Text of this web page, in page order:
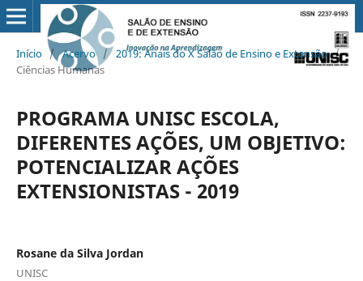
Início / Acervo / 2019: Anais do X Salão de Ensino e Extensão /
Ciências Humanas
PROGRAMA UNISC ESCOLA,
DIFERENTES AÇÕES, UM OBJETIVO:
POTENCIALIZAR AÇÕES
EXTENSIONISTAS - 2019
Rosane da Silva Jordan
UNISC